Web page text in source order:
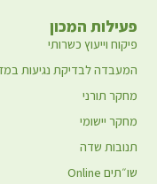
פעילות המכון
פיקוח וייעוץ כשרותי
המעבדה לבדיקת נגיעות
מחקר תורני
מחקר יישומי
תנובות שדה
שו״תים Online